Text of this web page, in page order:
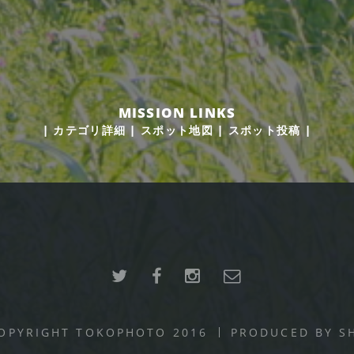
MISSION LINKS
|カテゴリ詳細|スポット地図 | スポット投稿 |
TOKOPHOTO 2016 PRODUCED BY